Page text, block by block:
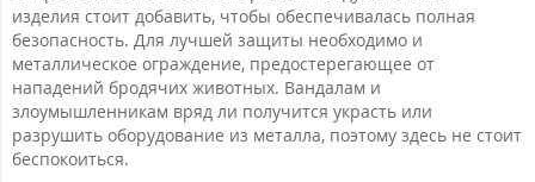
изделия стоит добавить, чтобы обеспечивалась полная
безопасность. Для лучшей защиты необходимо и
металлическое ограждение, предостерегающее от
нападений бродячих животных. Вандалам и
злоумышленникам вряд ли получится украсть или
разрушить оборудование из металла, поэтому здесь не стоит
беспокоиться.